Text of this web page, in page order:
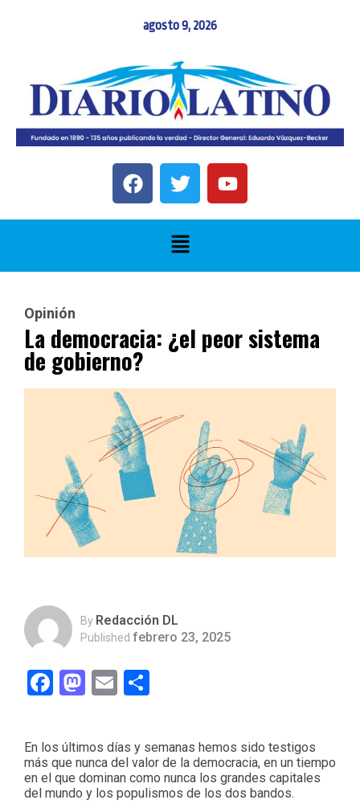
agosto 9, 2026
Opinión
La democracia: ¿el peor sistema
de gobierno?
By Redacción DL
Published febrero 23, 2025
Facebook
Mastodon
Email
En los últimos días y semanas hemos sido testigos
más que nunca del valor de la democracia, en un tiempo
en el que dominan como nunca los grandes capitales
del mundo y los populismos de los dos bandos.